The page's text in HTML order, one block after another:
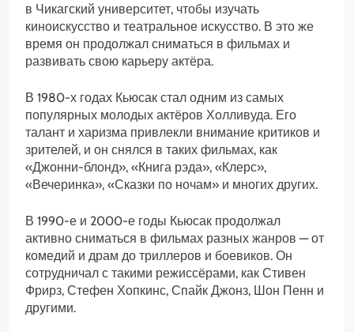
в Чикагский университет, чтобы изучать
киноискусство и театральное искусство. В это же
время он продолжал сниматься в фильмах и
развивать свою карьеру актёра.
В 1980-х годах Кьюсак стал одним из самых
популярных молодых актёров Холливуда. Его
талант и харизма привлекли внимание критиков и
зрителей, и он снялся в таких фильмах, как
«Джонни-блонд», «Книга рэда», «Клерс»,
«Вечеринка», «Сказки по ночам» и многих других.
В 1990-е и 2000-е годы Кьюсак продолжал
активно сниматься в фильмах разных жанров — от
комедий и драм до триллеров и боевиков. Он
сотрудничал с такими режиссёрами, как Стивен
Фрирз, Стефен Хопкинс, Спайк Джонз, Шон Пенн и
другими.